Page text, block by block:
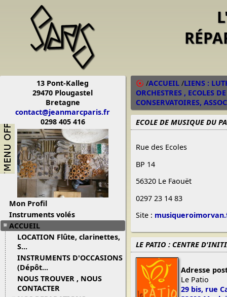
13 Pont-Kalleg
29470 Plougastel
Bretagne
contact@jeanmarcparis.fr
0298 405 416
Mon Profil
Instruments volés
ACCUEIL
LOCATION Flûte, clarinettes,
S...
INSTRUMENTS D'OCCASIONS
(Dépôt...
NOUS TROUVER , NOUS
CONTACTER
/ACCUEIL /LIENS :
ORCHESTRES , ECOLES
CONSERVATOIRES,
ECOLE DE MUSIQUE DU
Rue des Ecoles
BP 14
56320 Le Faouët
0297 23 14 83
Site :
LE PATIO : CENTRE
Adresse
Le Patio
29 bis, rue